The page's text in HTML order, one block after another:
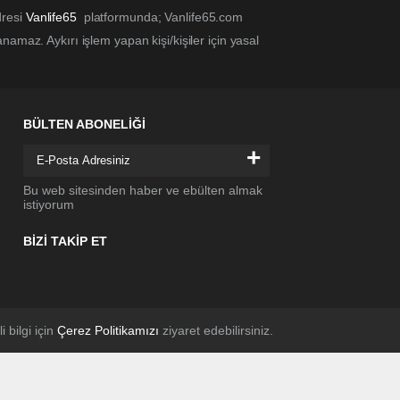
Vanlife65 platformunda; Vanlife65.com
Aykırı işlem yapan kişi/kişiler için yasal
BÜLTEN ABONELİĞİ
+
Bu web sitesinden haber ve ebülten almak
istiyorum
BİZİ TAKİP ET
bilgi için Çerez Politikamızı ziyaret edebilirsiniz.